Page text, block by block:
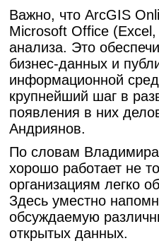
Важно, что ArcGIS
Microsoft Office (Excel,
анализа. Это
бизнес-данных и
информационной
крупнейший шаг в
появления в них
Андриянов.
По словам Владимира
хорошо работает не
организациям легко
Здесь уместно
обсуждаемую
открытых данных.